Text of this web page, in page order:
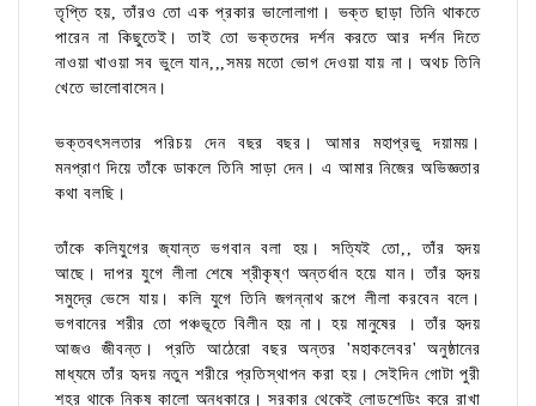
তৃপ্তি হয়, তাঁরও তো এক প্রকার ভালোলাগা। ভক্ত ছাড়া তিনি থাকতে
পারেন না কিছুতেই। তাই তো ভক্তদের দর্শন করতে আর দর্শন দিতে
নাওয়া খাওয়া সব ভুলে যান,,,সময় মতো ভোগ দেওয়া যায় না। অথচ তিনি
খেতে ভালোবাসেন।
ভক্তবৎসলতার পরিচয় দেন বছর বছর। আমার মহাপ্রভু দয়াময়।
মনপ্রাণ দিয়ে তাঁকে ডাকলে তিনি সাড়া দেন। এ আমার নিজের অভিজ্ঞতার
কথা বলছি।
তাঁকে কলিযুগের জ্যান্ত ভগবান বলা হয়। সত্যিই তো,, তাঁর হৃদয়
আছে। দাপর যুগে লীলা শেষে শ্রীকৃষ্ণ অন্তর্ধান হয়ে যান। তাঁর হৃদয়
সমুদ্রে ভেসে যায়। কলি যুগে তিনি জগন্নাথ রূপে লীলা করবেন বলে।
ভগবানের শরীর তো পঞ্চভূতে বিলীন হয় না। হয় মানুষের । তাঁর হৃদয়
আজও জীবন্ত। প্রতি আঠেরো বছর অন্তর 'মহাকলেবর' অনুষ্ঠানের
মাধ্যমে তাঁর হৃদয় নতুন শরীরে প্রতিস্থাপন করা হয়। সেইদিন গোটা পুরী
শহর থাকে নিকষ কালো অন্ধকারে। সরকার থেকেই লোডশেডিং করে রাখা